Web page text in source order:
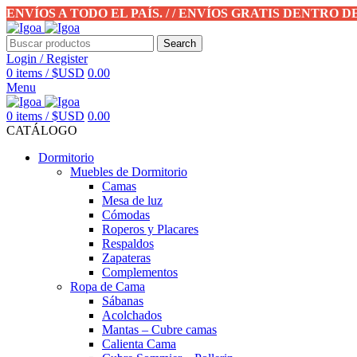
ENVÍOS A TODO EL PAÍS. / / ENVÍOS GRATIS DENTRO
Search
Login / Register
0 items / $USD 0.00
Menu
0 items / $USD 0.00
CATÁLOGO
Dormitorio
Muebles de Dormitorio
Camas
Mesa de luz
Cómodas
Roperos y Placares
Respaldos
Zapateras
Complementos
Ropa de Cama
Sábanas
Acolchados
Mantas – Cubre camas
Calienta Cama